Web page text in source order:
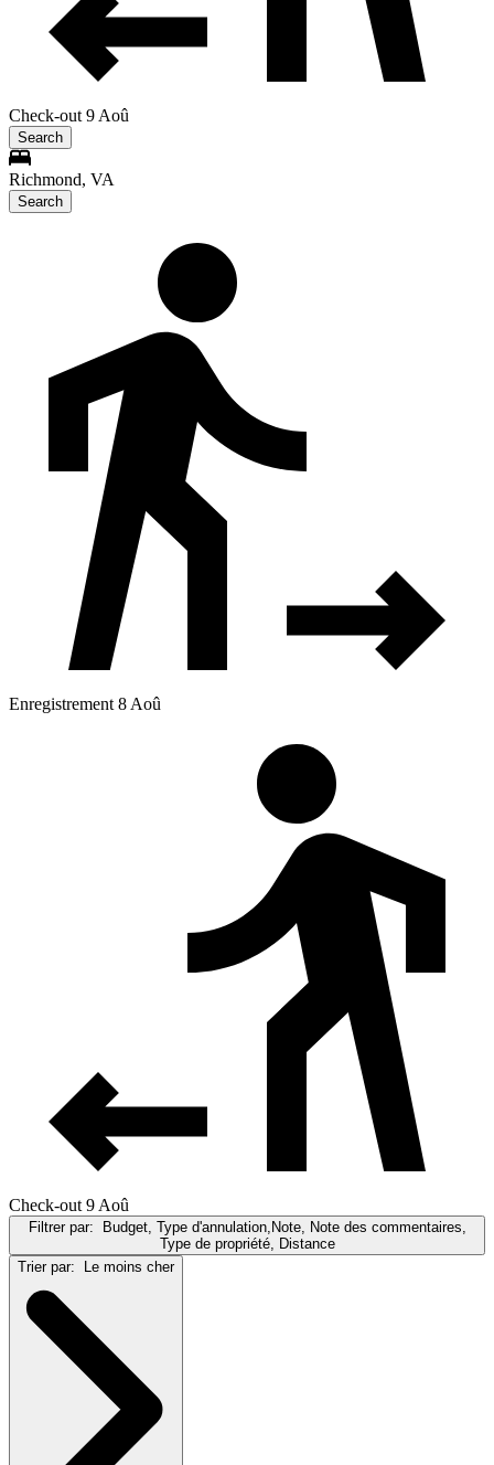
Check-out 9 Aoû
Search
Richmond, VA
Search
Enregistrement 8 Aoû
Check-out 9 Aoû
Filtrer par:
Budget, Type d'annulation,Note, Note des commentaires,
Type de propriété, Distance
Trier par:
Le moins cher